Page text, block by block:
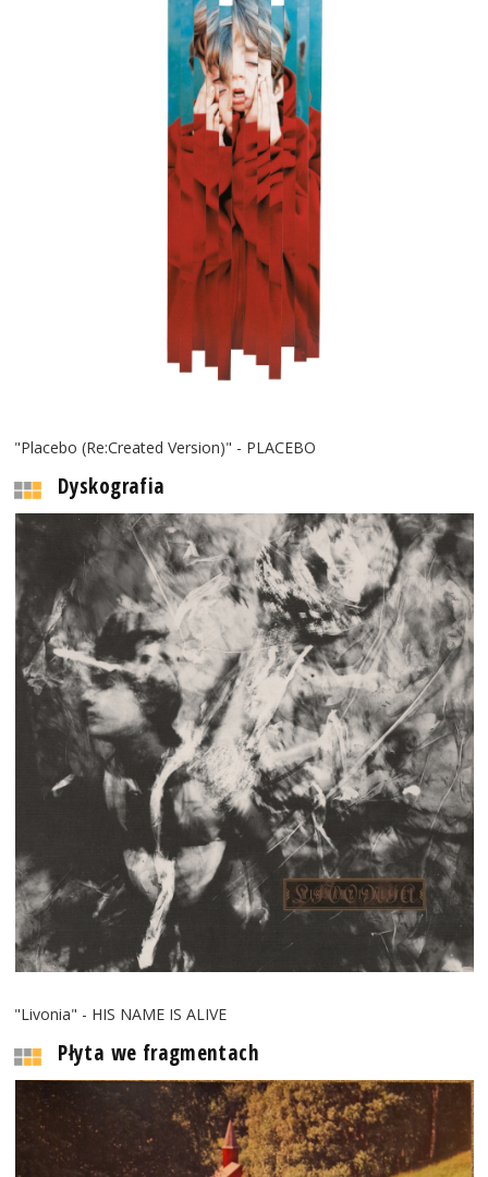
"Placebo (Re:Created Version)" - PLACEBO
Dyskografia
"Livonia" - HIS NAME IS ALIVE
Płyta we fragmentach